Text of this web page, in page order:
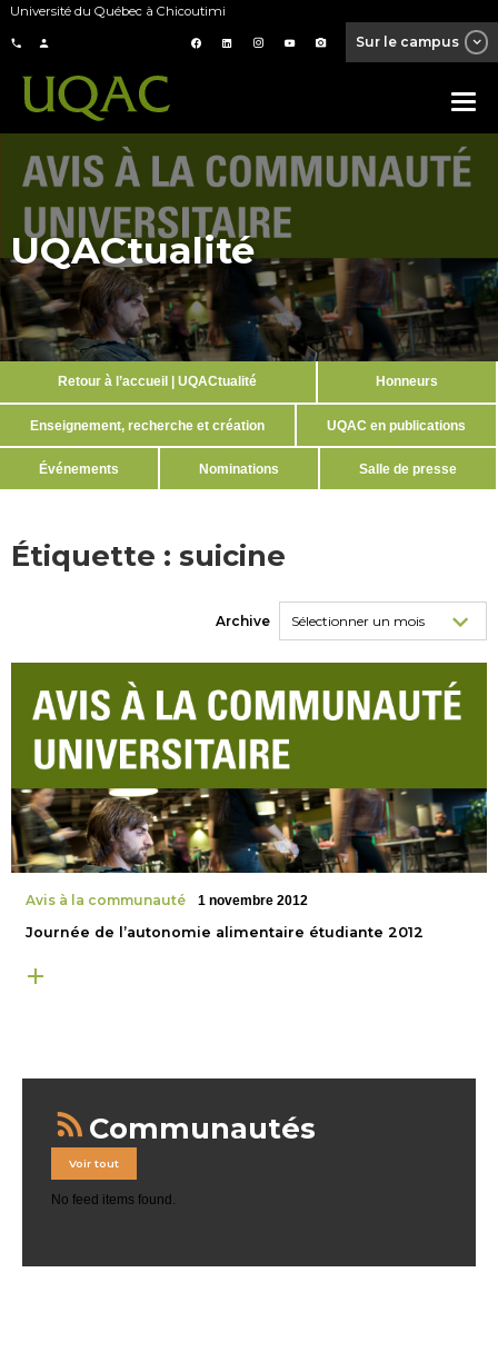
Université du Québec à Chicoutimi
Sur le campus
UQACtualité
Retour à l’accueil | UQACtualité Honneurs
Enseignement, recherche et création UQAC en publications
Événements Nominations Salle de presse
Étiquette : suicine
Archive
Avis à la communauté 1 novembre 2012
Journée de l’autonomie alimentaire étudiante 2012
Communautés
Voir tout
No feed items found.